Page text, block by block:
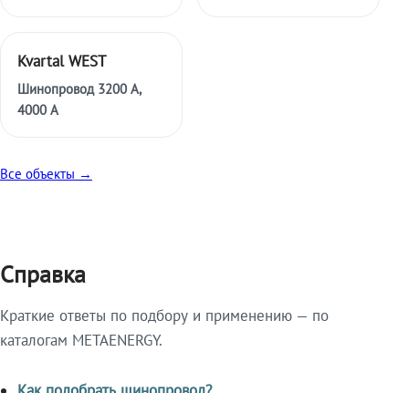
Kvartal WEST
Шинопровод 3200 А,
4000 А
Все объекты →
Справка
Краткие ответы по подбору и применению — по
каталогам METAENERGY.